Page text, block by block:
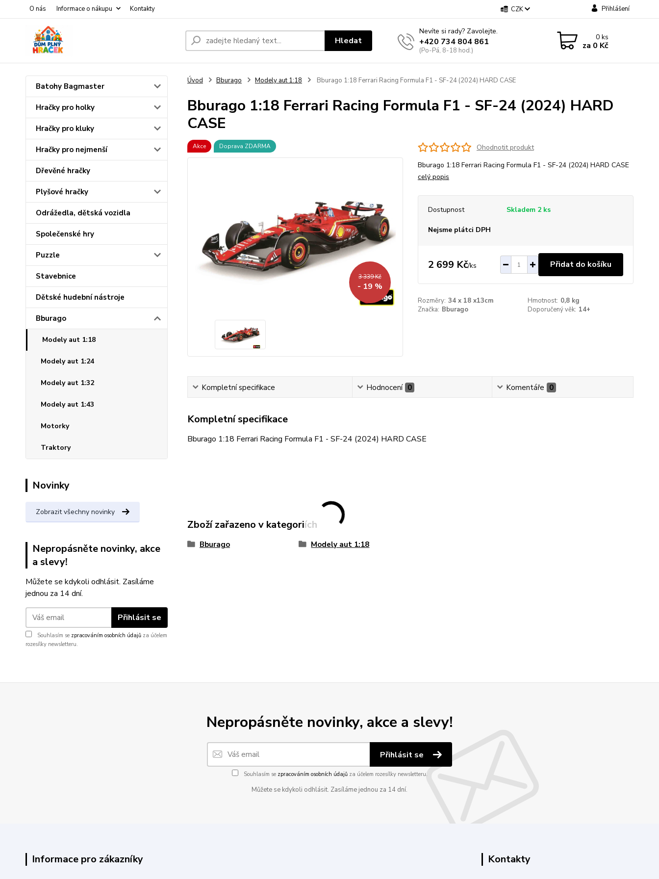
O nás Informace o nákupu Kontakty CZK Přihlášení
Hledat
Nevíte si rady? Zavolejte.
+420 734 804 861
(Po-Pá, 8-18 hod.)
0ks
za 0 Kč
Batohy Bagmaster
Hračky pro holky
Hračky pro kluky
Hračky pro nejmenší
Dřevěné hračky
Plyšové hračky
Odrážedla, dětská vozidla
Společenské hry
Puzzle
Stavebnice
Dětské hudební nástroje
Bburago
Modely aut 1:18
Modely aut 1:24
Modely aut 1:32
Modely aut 1:43
Motorky
Traktory
Novinky
Zobrazit všechny novinky
Nepropásněte novinky, akce
a slevy!
Můžete se kdykoli odhlásit. Zasíláme
jednou za 14 dní.
Přihlásit se
Souhlasím se zpracováním osobních údajů za účelem
rozesílky newsletteru.
Úvod Bburago Modely aut 1:18 Bburago 1:18 Ferrari Racing Formula F1 - SF-24 (2024) HARD CASE
Bburago 1:18 Ferrari Racing Formula F1 - SF-24 (2024) HARD
CASE
Akce Doprava ZDARMA
3 339 Kč
- 19 %
Ohodnotit produkt
Bburago 1:18 Ferrari Racing Formula F1 - SF-24 (2024) HARD CASE
celý popis
Dostupnost Skladem 2 ks
Nejsme plátci DPH
2 699 Kč/ks Přidat do košíku
Rozměry: 34 x 18 x13cm Hmotnost: 0,8 kg
Značka: Bburago Doporučený věk: 14+
Kompletní specifikace Hodnocení 0 Komentáře 0
Kompletní specifikace
Bburago 1:18 Ferrari Racing Formula F1 - SF-24 (2024) HARD CASE
Zboží zařazeno v kategoriích
Bburago Modely aut 1:18
Nepropásněte novinky, akce a slevy!
Přihlásit se
Souhlasím se zpracováním osobních údajůza účelem rozesílky newsletteru.
Můžete se kdykoli odhlásit. Zasíláme jednou za 14 dní.
Informace pro zákazníky Kontakty